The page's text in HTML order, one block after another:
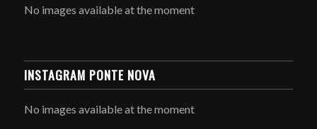
No images available at the moment
INSTAGRAM PONTE NOVA
No images available at the moment